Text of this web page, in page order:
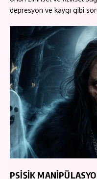
depresyon ve kaygı gibi
PSİŞİK